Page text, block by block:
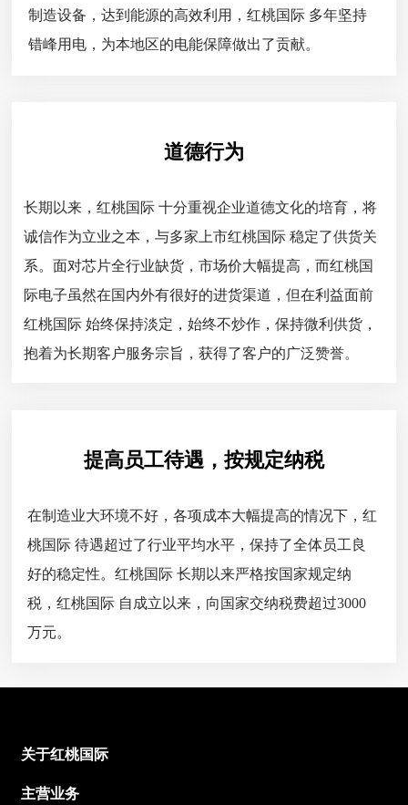
制造设备，达到能源的高效利用，红桃国际 多年坚持
错峰用电，为本地区的电能保障做出了贡献。
道德行为
长期以来，红桃国际 十分重视企业道德文化的培育，将
诚信作为立业之本，与多家上市红桃国际 稳定了供货关
系。面对芯片全行业缺货，市场价大幅提高，而红桃国
际电子虽然在国内外有很好的进货渠道，但在利益面前
红桃国际 始终保持淡定，始终不炒作，保持微利供货，
抱着为长期客户服务宗旨，获得了客户的广泛赞誉。
提高员工待遇，按规定纳税
在制造业大环境不好，各项成本大幅提高的情况下，红
桃国际 待遇超过了行业平均水平，保持了全体员工良
好的稳定性。红桃国际 长期以来严格按国家规定纳
税，红桃国际 自成立以来，向国家交纳税费超过3000
万元。
关于红桃国际
主营业务